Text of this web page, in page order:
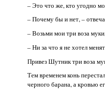
– Это что же, кто угодно
– Почему бы и нет, –
– Возьми мои три воза
– Ни за что я не хотел
Привез Шутник три воза
Тем временем конь
черного барана, а кровью